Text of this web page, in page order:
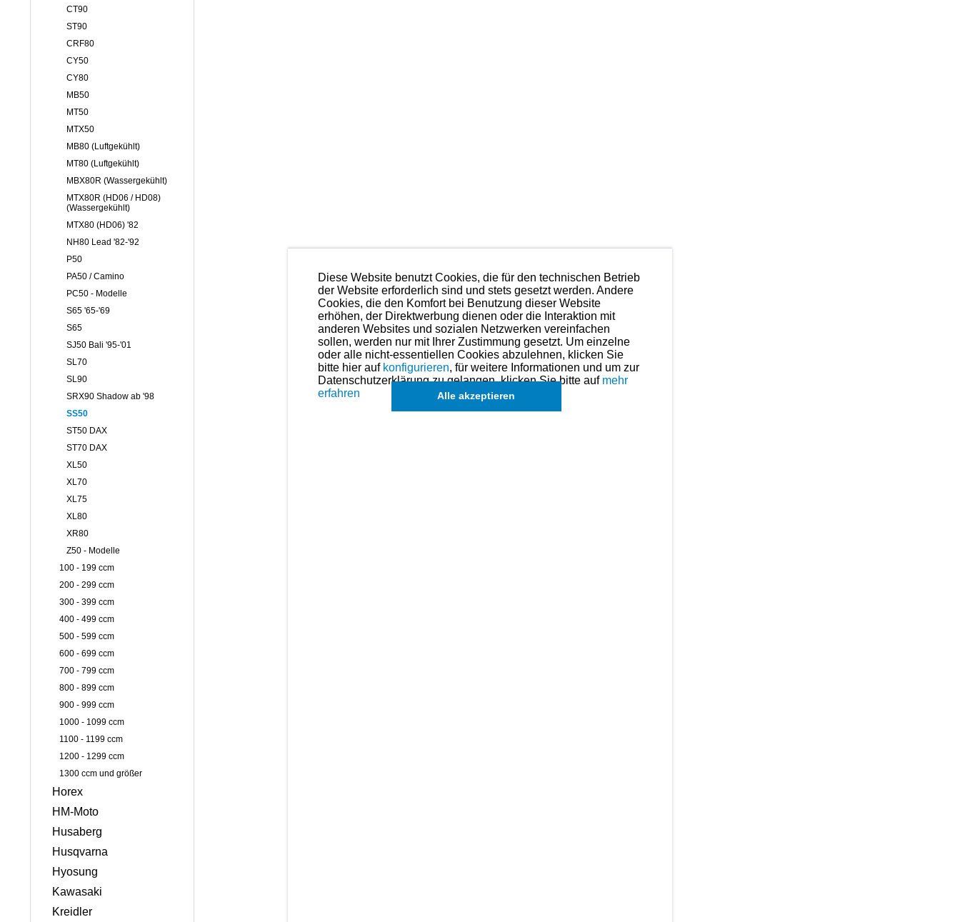
CT90
ST90
CRF80
CY50
CY80
MB50
MT50
MTX50
MB80 (Luftgekühlt)
MT80 (Luftgekühlt)
MBX80R (Wassergekühlt)
MTX80R (HD06 / HD08)
(Wassergekühlt)
MTX80 (HD06) '82
NH80 Lead '82-'92
P50
PA50 / Camino
PC50 - Modelle
S65 '65-'69
S65
SJ50 Bali '95-'01
SL70
SL90
SRX90 Shadow ab '98
SS50
ST50 DAX
ST70 DAX
XL50
XL70
XL75
XL80
XR80
Z50 - Modelle
100 - 199 ccm
200 - 299 ccm
300 - 399 ccm
400 - 499 ccm
500 - 599 ccm
600 - 699 ccm
700 - 799 ccm
800 - 899 ccm
900 - 999 ccm
1000 - 1099 ccm
1100 - 1199 ccm
1200 - 1299 ccm
1300 ccm und größer
Horex
HM-Moto
Husaberg
Husqvarna
Hyosung
Kawasaki
Kreidler
Diese Website benutzt Cookies, die für den technischen Betrieb
der Website erforderlich sind und stets gesetzt werden. Andere
Cookies, die den Komfort bei Benutzung dieser Website
erhöhen, der Direktwerbung dienen oder die Interaktion mit
anderen Websites und sozialen Netzwerken vereinfachen
sollen, werden nur mit Ihrer Zustimmung gesetzt. Um einzelne
oder alle nicht-essentiellen Cookies abzulehnen, klicken Sie
bitte hier auf konfigurieren, für weitere Informationen und um zur
Datenschutzerklärung zu gelangen, klicken Sie bitte auf mehr
erfahren
Alle akzeptieren